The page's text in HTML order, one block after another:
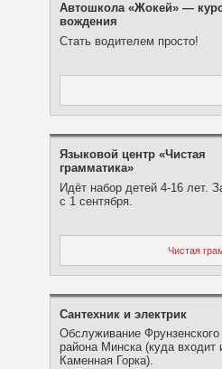
Автошкола «Жокей» —
вождения
Стать водителем просто!
Языковой центр «Чистая
грамматика»
Идёт набор детей 4-16 лет.
с 1 сентября.
Чистая
Сантехник и электрик
Обслуживание Фрунзенского
района Минска (куда входит
Каменная Горка).